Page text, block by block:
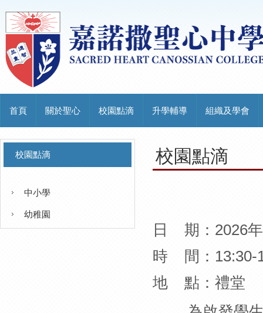
首頁 關於聖心 校園點滴 升學輔導 組織及學會
校園點滴
中小學
幼稚園
校園點滴
日 期： 2026年
時
間：13:30-
地
點：禮堂